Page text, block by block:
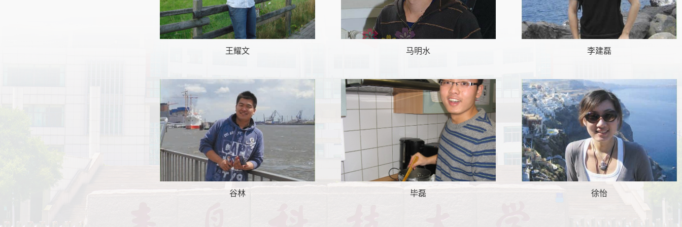
王耀文 马明水 李建磊
谷林 毕磊 徐怡